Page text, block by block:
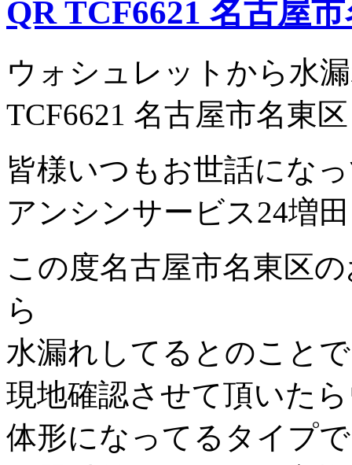
QR TCF6621 名古屋
ウォシュレットから水
TCF6621 名古屋市名東
皆様いつもお世話にな
アンシンサービス24増
この度名古屋市名東区
ら
水漏れしてるとのこと
現地確認させて頂いた
体形になってるタイプで